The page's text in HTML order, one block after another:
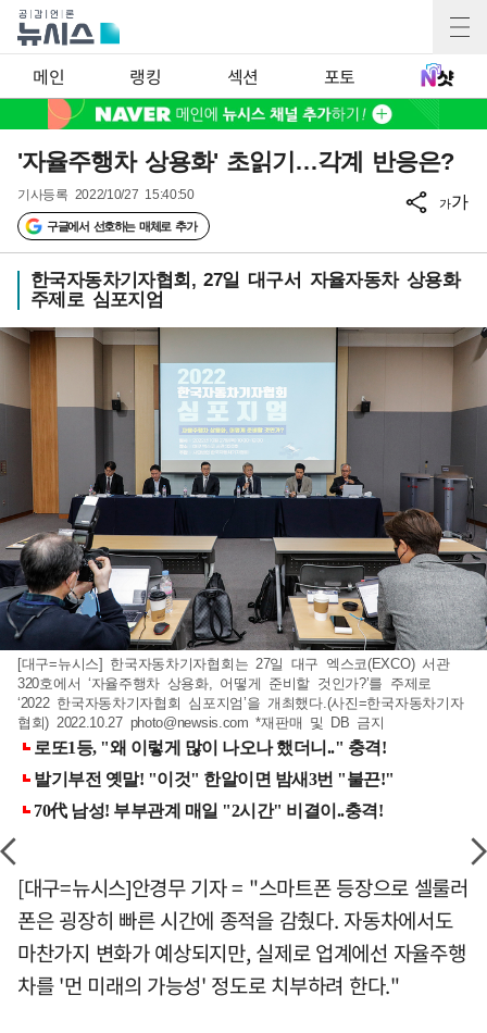
메인 랭킹 섹션 포토
'자율주행차 상용화' 초읽기…각계 반응은?
기사등록 2022/10/27 15:40:50
구글에서 선호하는 매체로 추가
가가
한국자동차기자협회, 27일 대구서 자율자동차 상용화
주제로 심포지엄
[대구=뉴시스] 한국자동차기자협회는 27일 대구 엑스코(EXCO) 서관
320호에서 ‘자율주행차 상용화, 어떻게 준비할 것인가?’를 주제로
‘2022 한국자동차기자협회 심포지엄’을 개최했다.(사진=한국자동차기자
협회) 2022.10.27 photo@newsis.com *재판매 및 DB 금지
[대구=뉴시스]안경무 기자 = "스마트폰 등장으로 셀룰러
폰은 굉장히 빠른 시간에 종적을 감췄다. 자동차에서도
마찬가지 변화가 예상되지만, 실제로 업계에선 자율주행
차를 '먼 미래의 가능성' 정도로 치부하려 한다."